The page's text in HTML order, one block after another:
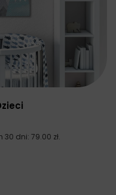
30 dni: 79.00 zł.